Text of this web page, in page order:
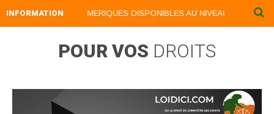
INFORMATION
NOS LIVRES NUMERIQUES DISPONIBLES AU NIVEAU DU MENU
POUR VOS DROITS